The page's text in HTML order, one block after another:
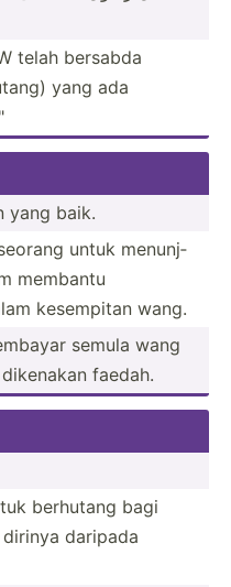
telah bersabda
yang ada
yang baik.
untuk menunj­
membantu
kesempitan wang.
semula wang
faedah.
berhutang bagi
daripada